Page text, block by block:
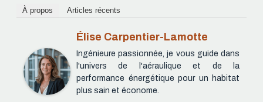
À propos Articles récents
Élise Carpentier-Lamotte
Ingénieure passionnée, je vous guide dans
l'univers de l'aéraulique et de la
performance énergétique pour un habitat
plus sain et économe.